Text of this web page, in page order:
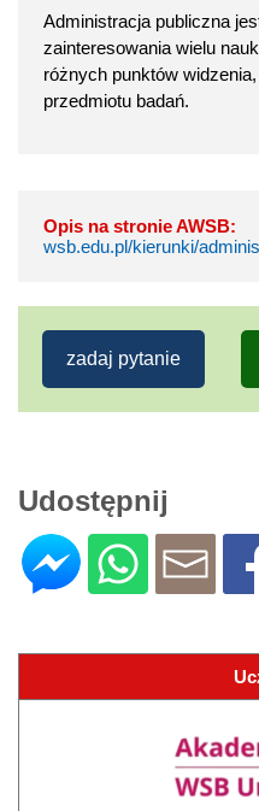
Administracja publiczna
zainteresowania wielu
różnych punktów
przedmiotu badań.
Opis na stronie AWSB:
wsb.edu.pl/kierunki/
zadaj pytanie
Udostępnij